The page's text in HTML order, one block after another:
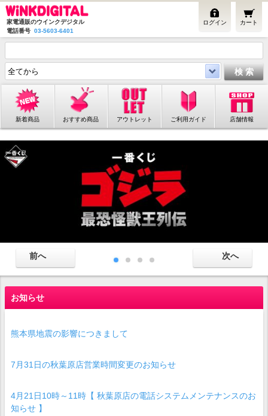
家電通販のウインクデジタル
電話番号 03-5603-6401
カート
ログイン
新着商品 おすすめ商品 アウトレット ご利用ガイド 店舗情報
お知らせ
熊本県地震の影響につきまして
7月31日の秋葉原店営業時間変更のお知らせ
4月21日10時～11時【 秋葉原店の電話システムメンテナンスのお
知らせ 】